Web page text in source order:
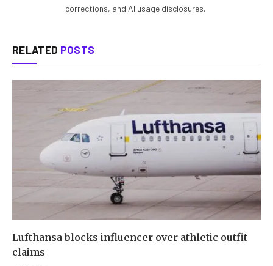
corrections, and AI usage disclosures.
RELATED POSTS
Lufthansa blocks influencer over athletic outfit
claims